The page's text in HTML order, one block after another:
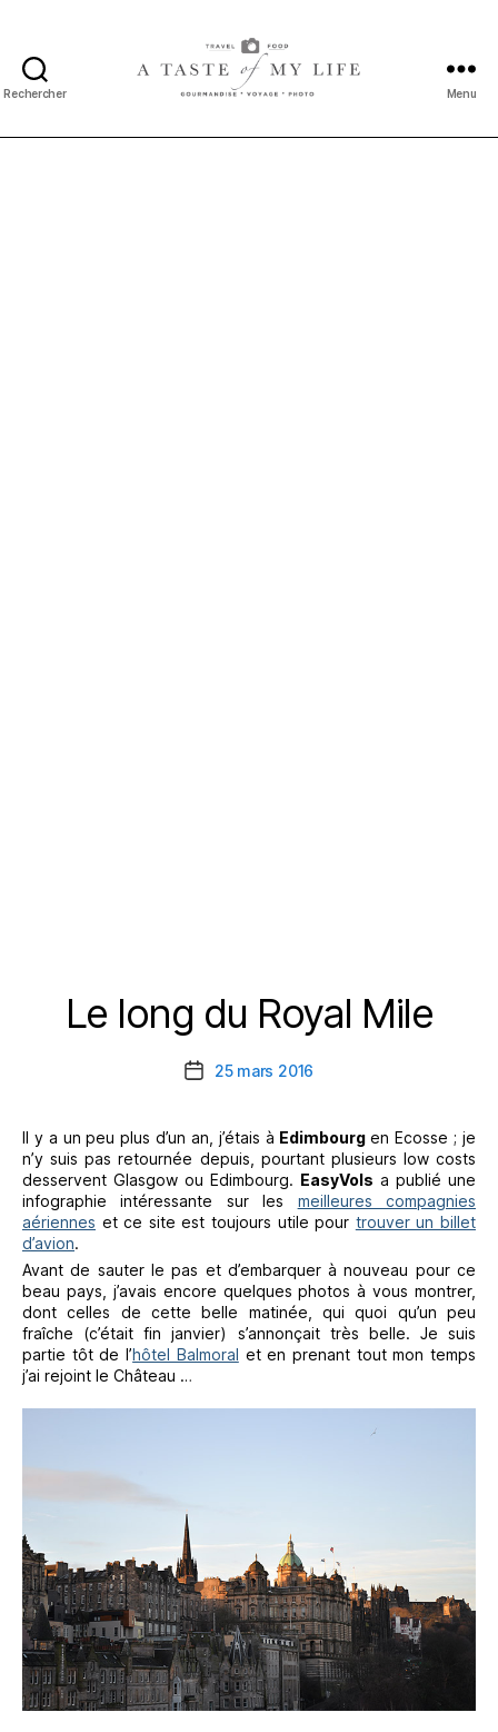
Rechercher
taste
Menu
Catégories
Le long du Royal Mile
Date25 mars 2016
Il y a un peu plus d’un an, j’étais à Edimbourgen Ecosse ; je
n’y suis pas retournée depuis, pourtant plusieurs low costs
desservent Glasgow ou Edimbourg. EasyVols a publié une
infographie intéressante sur les meilleures compagnies
aériennes et ce site est toujours utile pour trouver un billet
d’avion.
Avant de sauter le pas et d’embarquer à nouveau pour ce
beau pays, j’avais encore quelques photos à vous montrer,
dont celles de cette belle matinée, qui quoi qu’un peu
fraîche (c’était fin janvier) s’annonçait très belle. Je suis
partie tôt de l’hôtel Balmoral et en prenant tout mon temps
j’ai rejoint le Château …